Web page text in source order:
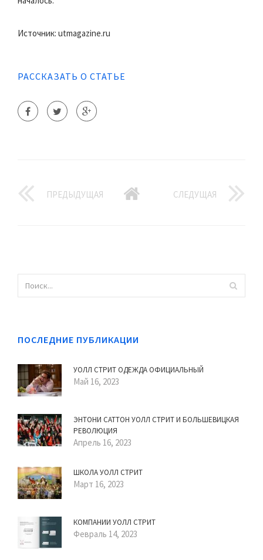
Источник: utmagazine.ru
РАССКАЗАТЬ О СТАТЬЕ
ПРЕДЫДУЩАЯ СЛЕДУЩАЯ
ПОСЛЕДНИЕ ПУБЛИКАЦИИ
УОЛЛ СТРИТ ОДЕЖДА ОФИЦИАЛЬНЫЙ
Май 16, 2023
ЭНТОНИ САТТОН УОЛЛ СТРИТ И БОЛЬШЕВИЦКАЯ
РЕВОЛЮЦИЯ
Апрель 16, 2023
ШКОЛА УОЛЛ СТРИТ
Март 16, 2023
КОМПАНИИ УОЛЛ СТРИТ
Февраль 14, 2023